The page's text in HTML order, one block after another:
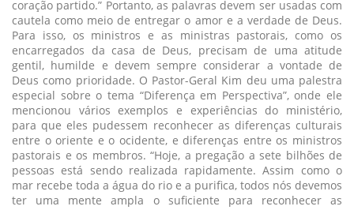
coração partido.” Portanto, as palavras devem ser usadas com
cautela como meio de entregar o amor e a verdade de Deus.
Para isso, os ministros e as ministras pastorais, como os
encarregados da casa de Deus, precisam de uma atitude
gentil, humilde e devem sempre considerar a vontade de
Deus como prioridade. O Pastor-Geral Kim deu uma palestra
especial sobre o tema “Diferença em Perspectiva”, onde ele
mencionou vários exemplos e experiências do ministério,
para que eles pudessem reconhecer as diferenças culturais
entre o oriente e o ocidente, e diferenças entre os ministros
pastorais e os membros. “Hoje, a pregação a sete bilhões de
pessoas está sendo realizada rapidamente. Assim como o
mar recebe toda a água do rio e a purifica, todos nós devemos
ter uma mente ampla o suficiente para reconhecer as